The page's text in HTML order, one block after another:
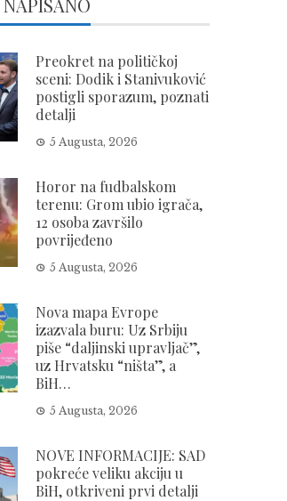
Preokret na političkoj
sceni: Dodik i Stanivuković
postigli sporazum, poznati
detalji
5 Augusta, 2026
Horor na fudbalskom
terenu: Grom ubio igrača,
12 osoba završilo
povrijeđeno
5 Augusta, 2026
Nova mapa Evrope
izazvala buru: Uz Srbiju
piše “daljinski upravljač”,
uz Hrvatsku “ništa”, a
BiH…
5 Augusta, 2026
NOVE INFORMACIJE: SAD
pokreće veliku akciju u
BiH, otkriveni prvi detalji